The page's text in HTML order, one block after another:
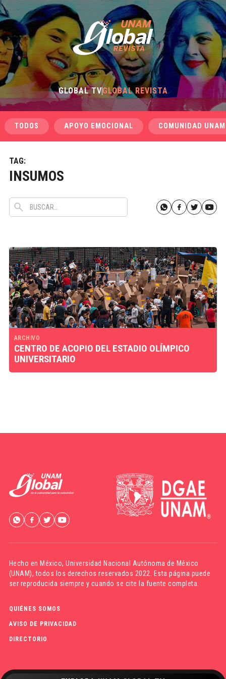
GLOBAL TVGLOBAL REVISTA
TODOS APOYO EMOCIONAL COMUNIDAD UNAM
TAG:
INSUMOS
ARCHIVO
CENTRO DE ACOPIO DEL ESTADIO OLÍMPICO
UNIVERSITARIO
Hecho en México,Universidad Nacional Autónoma de México
(UNAM), todos los derechos reservados 2022. Esta página puede
ser reproducida siempre y cuando se cite la fuente completa.
QUIÉNES SOMOS
AVISO DE PRIVACIDAD
DIRECTORIO